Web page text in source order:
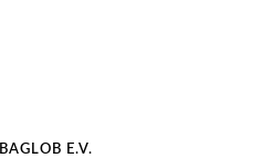
BAGLOB E.V.